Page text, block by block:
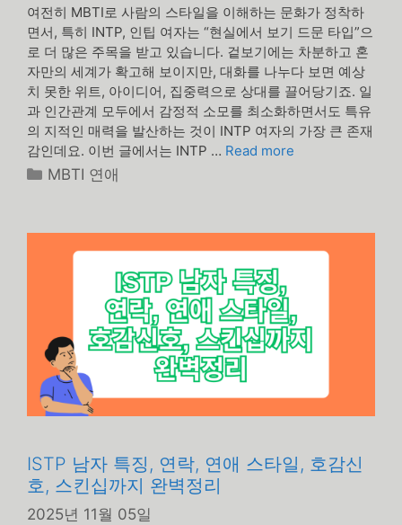
여전히 MBTI로 사람의 스타일을 이해하는 문화가 정착하
면서, 특히 INTP, 인팁 여자는 “현실에서 보기 드문 타입”으
로 더 많은 주목을 받고 있습니다. 겉보기에는 차분하고 혼
자만의 세계가 확고해 보이지만, 대화를 나누다 보면 예상
치 못한 위트, 아이디어, 집중력으로 상대를 끌어당기죠. 일
과 인간관계 모두에서 감정적 소모를 최소화하면서도 특유
의 지적인 매력을 발산하는 것이 INTP 여자의 가장 큰 존재
감인데요. 이번 글에서는 INTP … Read more
카
리
MBTI 연애
ISTP 남자 특징, 연락, 연애 스타일, 호감신
호, 스킨십까지 완벽정리
2025년 11월 05일